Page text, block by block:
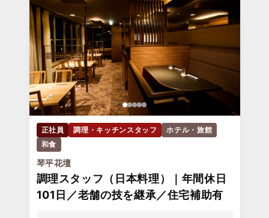
正社員 調理・キッチンスタッフ
ホテル・旅館
和食
琴平花壇
調理スタッフ（日本料理）｜年間休日
101日／老舗の技を継承／住宅補助有